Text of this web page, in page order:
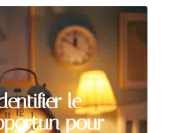
le
pour